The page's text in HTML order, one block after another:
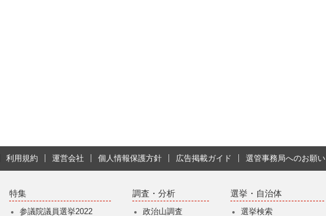
利用規約 運営会社 個人情報保護方針 広告掲載ガイド 選管事務局へのお願い
特集
参議院議員選挙2022
調査・分析
政治山調査
選挙・自治体
選挙検索